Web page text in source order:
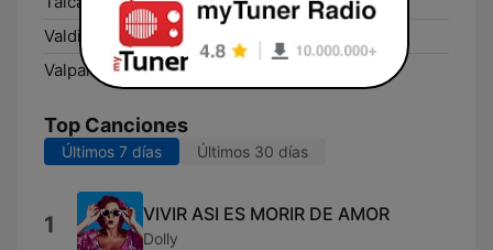
Valdivia:
92.5 FM
Valparaíso: 105.7 FM
Top Canciones
Últimos 7 días Últimos 30 días
1 VIVIR ASI ES MORIR DE AMOR
Dolly